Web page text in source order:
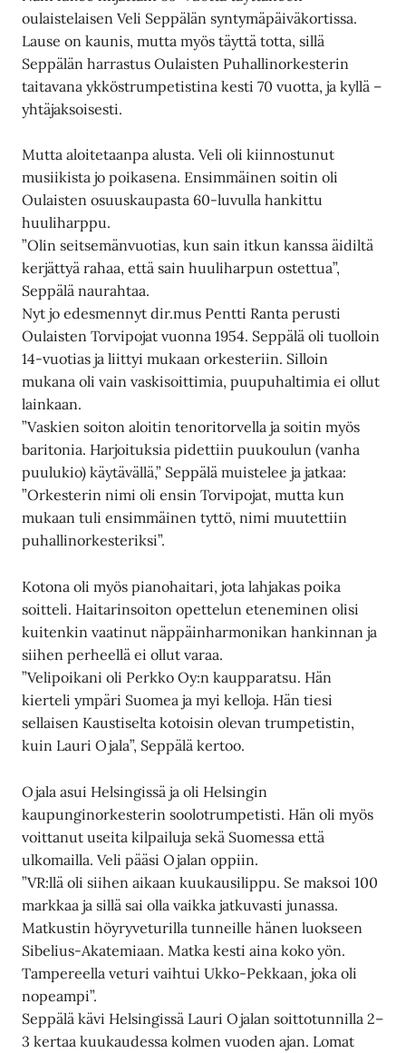
oulaistelaisen Veli Seppälän syntymäpäiväkortissa.
Lause on kaunis, mutta myös täyttä totta, sillä
Seppälän harrastus Oulaisten Puhallinorkesterin
taitavana ykköstrumpetistina kesti 70 vuotta, ja kyllä –
yhtäjaksoisesti.
Mutta aloitetaanpa alusta. Veli oli kiinnostunut
musiikista jo poikasena. Ensimmäinen soitin oli
Oulaisten osuuskaupasta 60-luvulla hankittu
huuliharppu.
”Olin seitsemänvuotias, kun sain itkun kanssa äidiltä
kerjättyä rahaa, että sain huuliharpun ostettua”,
Seppälä naurahtaa.
Nyt jo edesmennyt dir.mus Pentti Ranta perusti
Oulaisten Torvipojat vuonna 1954. Seppälä oli tuolloin
14-vuotias ja liittyi mukaan orkesteriin. Silloin
mukana oli vain vaskisoittimia, puupuhaltimia ei ollut
lainkaan.
”Vaskien soiton aloitin tenoritorvella ja soitin myös
baritonia. Harjoituksia pidettiin puukoulun (vanha
puulukio) käytävällä,” Seppälä muistelee ja jatkaa:
”Orkesterin nimi oli ensin Torvipojat, mutta kun
mukaan tuli ensimmäinen tyttö, nimi muutettiin
puhallinorkesteriksi”.
Kotona oli myös pianohaitari, jota lahjakas poika
soitteli. Haitarinsoiton opettelun eteneminen olisi
kuitenkin vaatinut näppäinharmonikan hankinnan ja
siihen perheellä ei ollut varaa.
”Velipoikani oli Perkko Oy:n kaupparatsu. Hän
kierteli ympäri Suomea ja myi kelloja. Hän tiesi
sellaisen Kaustiselta kotoisin olevan trumpetistin,
kuin Lauri Ojala”, Seppälä kertoo.
Ojala asui Helsingissä ja oli Helsingin
kaupunginorkesterin soolotrumpetisti. Hän oli myös
voittanut useita kilpailuja sekä Suomessa että
ulkomailla. Veli pääsi Ojalan oppiin.
”VR:llä oli siihen aikaan kuukausilippu. Se maksoi 100
markkaa ja sillä sai olla vaikka jatkuvasti junassa.
Matkustin höyryveturilla tunneille hänen luokseen
Sibelius-Akatemiaan. Matka kesti aina koko yön.
Tampereella veturi vaihtui Ukko-Pekkaan, joka oli
nopeampi”.
Seppälä kävi Helsingissä Lauri Ojalan soittotunnilla 2–
3 kertaa kuukaudessa kolmen vuoden ajan. Lomat